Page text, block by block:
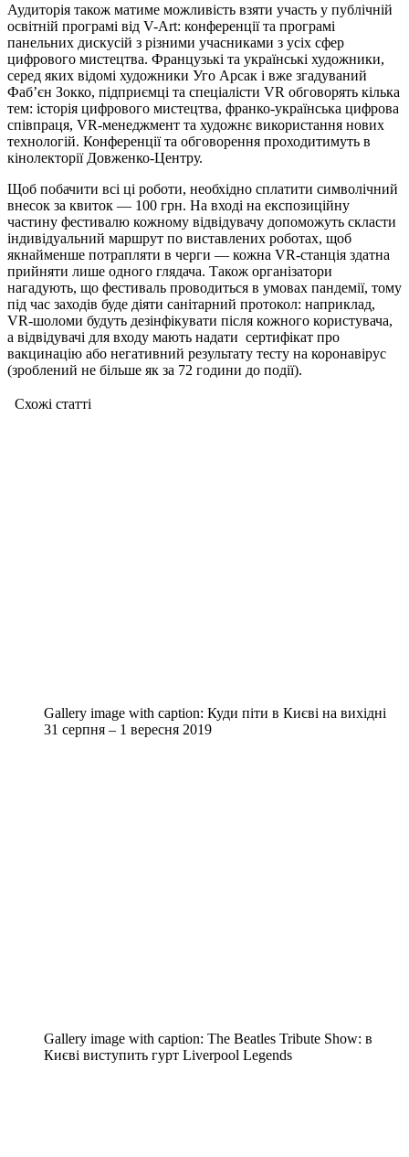
Аудиторія також матиме можливість взяти участь у публічній
освітній програмі від V-Art: конференції та програмі
панельних дискусій з різними учасниками з усіх сфер
цифрового мистецтва. Французькі та українські художники,
серед яких відомі художники Уго Арсак і вже згадуваний
Фаб’єн Зокко, підприємці та спеціалісти VR обговорять кілька
тем: історія цифрового мистецтва, франко-українська цифрова
співпраця, VR-менеджмент та художнє використання нових
технологій. Конференції та обговорення проходитимуть в
кінолекторії Довженко-Центру.
Щоб побачити всі ці роботи, необхідно сплатити символічний
внесок за квиток — 100 грн. На вході на експозиційну
частину фестивалю кожному відвідувачу допоможуть скласти
індивідуальний маршрут по виставлених роботах, щоб
якнайменше потрапляти в черги — кожна VR-станція здатна
прийняти лише одного глядача. Також організатори
нагадують, що фестиваль проводиться в умовах пандемії, тому
під час заходів буде діяти санітарний протокол: наприклад,
VR-шоломи будуть дезінфікувати після кожного користувача,
а відвідувачі для входу мають надати сертифікат про
вакцинацію або негативний результату тесту на коронавірус
(зроблений не більше як за 72 години до події).
Схожі статтi
Gallery image with caption: Куди піти в Києві на вихідні
31 серпня – 1 вересня 2019
Gallery image with caption: The Beatles Tribute Show: в
Києві виступить гурт Liverpool Legends